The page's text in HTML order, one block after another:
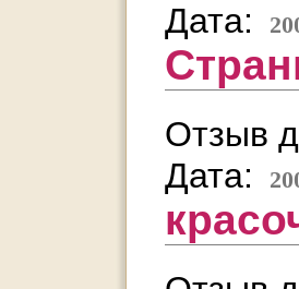
Дата:
Отзыв
Дата: